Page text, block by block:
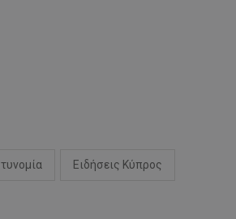
Ειδήσεις Κύπρος